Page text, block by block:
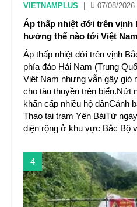
VIETNAMPLUS 07/08/2026
Áp thấp nhiệt đới trên vịnh
hưởng thế nào tới Việt
Áp thấp nhiệt đới trên vịnh
phía đảo Hải Nam (Trung
Việt Nam nhưng vẫn gây gió
cho tàu thuyền trên biển.Nứt
khẩn cấp nhiều hộ dânCảnh
Thao tại trạm Yên BáiTừ
diện rộng ở khu vực Bắc Bộ
4